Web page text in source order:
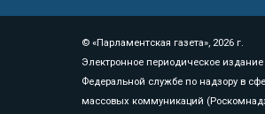
© «Парламентская газета», 2026 г.
Электронное периодическое издание
Федеральной службе по надзору в
массовых коммуникаций